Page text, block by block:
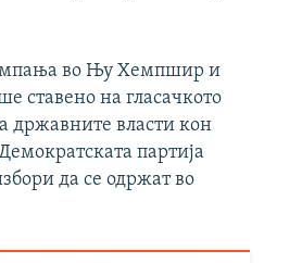
во Њу Хемпшир и
ставено на гласачкото
државните власти кон
партија
да се одржат во